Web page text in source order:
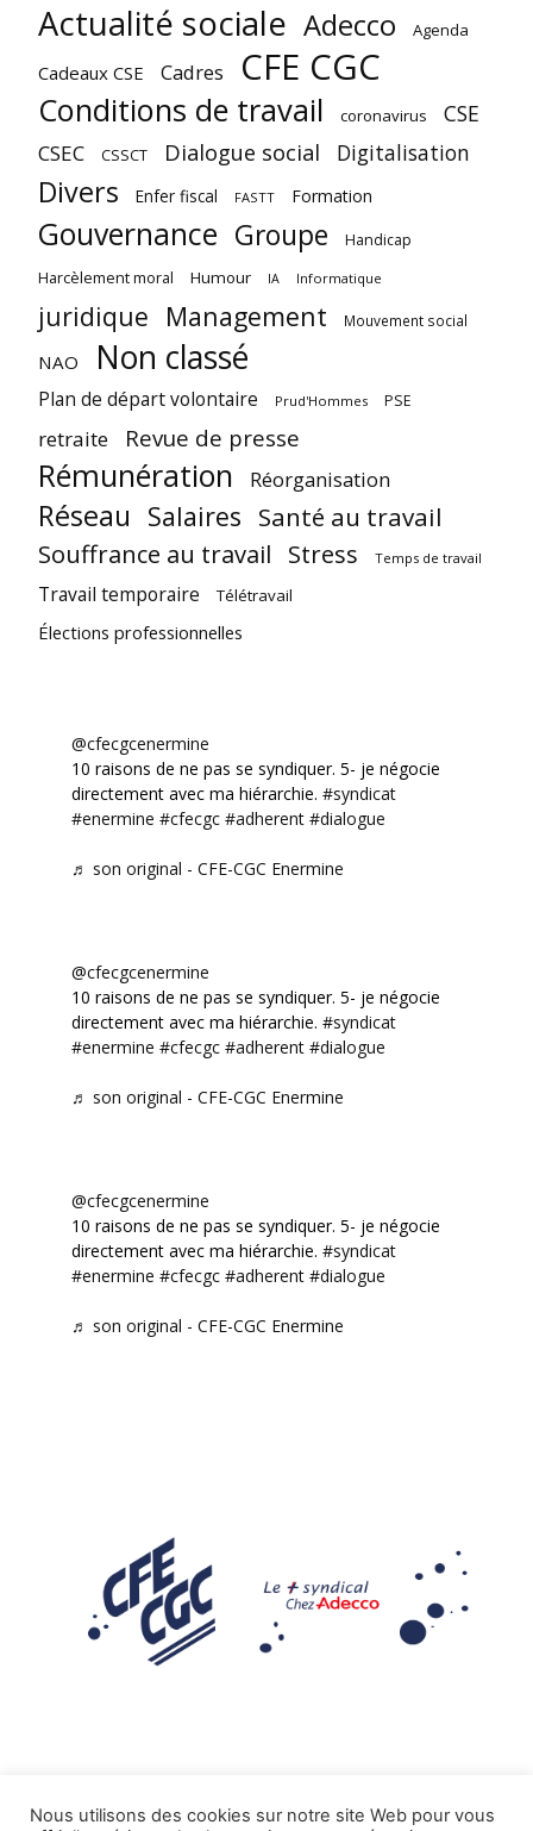
Actualité sociale Adecco Agenda
Cadeaux CSE Cadres CFE CGC
Conditions de travail coronavirus CSE
CSEC CSSCT Dialogue social Digitalisation
Divers Enfer fiscal FASTT Formation
Gouvernance Groupe Handicap
Harcèlement moral Humour IA Informatique
juridique Management Mouvement social
NAO Non classé
Plan de départ volontaire Prud'Hommes PSE
retraite Revue de presse
Rémunération Réorganisation
Réseau Salaires Santé au travail
Souffrance au travail Stress Temps de travail
Travail temporaire Télétravail
Élections professionnelles
@cfecgcenermine
10 raisons de ne pas se syndiquer. 5- je négocie
directement avec ma hiérarchie. #syndicat
#enermine #cfecgc #adherent #dialogue
♬ son original - CFE-CGC Enermine
@cfecgcenermine
10 raisons de ne pas se syndiquer. 5- je négocie
directement avec ma hiérarchie. #syndicat
#enermine #cfecgc #adherent #dialogue
♬ son original - CFE-CGC Enermine
@cfecgcenermine
10 raisons de ne pas se syndiquer. 5- je négocie
directement avec ma hiérarchie. #syndicat
#enermine #cfecgc #adherent #dialogue
♬ son original - CFE-CGC Enermine
Nous utilisons des cookies sur notre site Web pour vous